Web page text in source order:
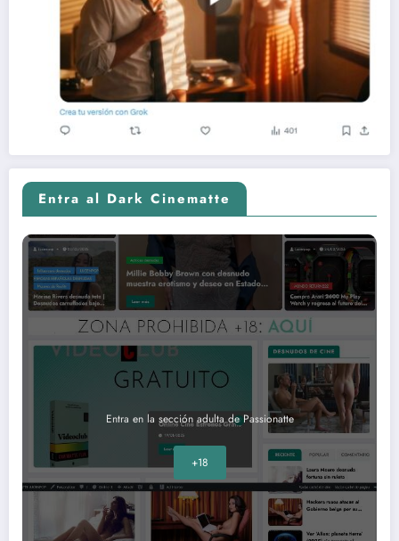
Entra al Dark Cinematte
Entra en la sección adulta de Passionatte
+18